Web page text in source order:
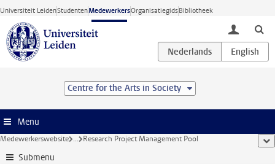
Ga direct naar de inhoud
Universiteit LeidenStudentenMedewerkersOrganisatiegidsBibliotheek
toggle
Centre for the Arts in Society
Menu
Medewerkerswebsite ... Research Project Management Pool
Submenu